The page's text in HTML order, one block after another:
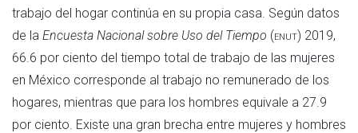
trabajo del hogar continúa en su propia casa. Según datos
de la Encuesta Nacional sobre Uso del Tiempo (enut) 2019,
66.6 por ciento del tiempo total de trabajo de las mujeres
en México corresponde al trabajo no remunerado de los
hogares, mientras que para los hombres equivale a 27.9
por ciento. Existe una gran brecha entre mujeres y hombres